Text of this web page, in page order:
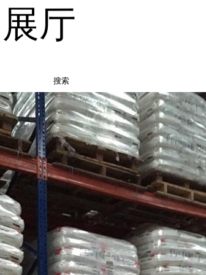
厅
搜索